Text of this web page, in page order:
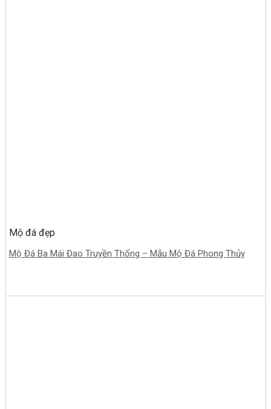
Mộ đá đẹp
Mộ Đá Ba Mái Đao Truyền Thống – Mẫu Mộ Đá Phong Thủy